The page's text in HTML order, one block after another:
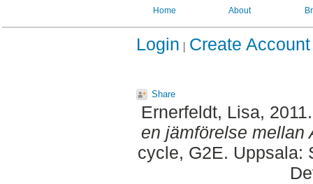
Home About
Login Create Account
Share
Ernerfeldt, Lisa,
en jämförelse mellan
cycle, G2E. Uppsala: